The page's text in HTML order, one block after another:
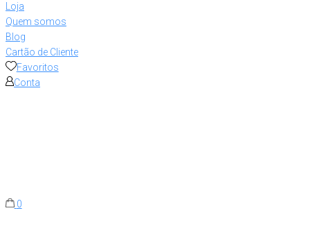
Loja
Quem somos
Blog
Cartão de Cliente
Favoritos
Conta
0